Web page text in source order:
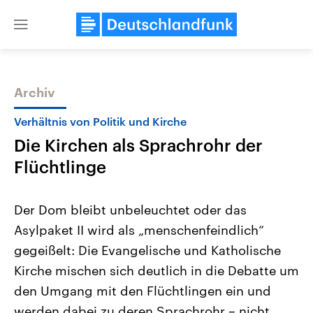
Close
Themen
Landtagswahl Sachsen-Anhalt
2026
Alle Informationen
Sachsen-Anhalt wählt am 6.
September 2026 einen neuen
Landtag. Seit 2021 wird das
Bundesland von einer Koalition aus
USA
Aktuelle Beiträge,
Hintergründe
Wirtschaftlich und
gehören die Vereinigten
den mächtigsten Ländern
mit großem Einfluss auf
Archiv
Verhältnis von Politik und Kirche
Die Kirchen als Sprachrohr der
Flüchtlinge
Der Dom bleibt unbeleuchtet oder das
Asylpaket II wird als „menschenfeindlich“
gegeißelt: Die Evangelische und Katholische
Kirche mischen sich deutlich in die Debatte um
den Umgang mit den Flüchtlingen ein und